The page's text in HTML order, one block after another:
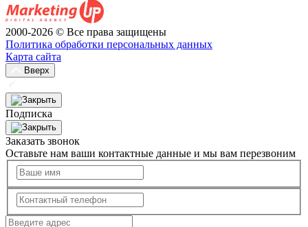
2000-2026 © Все права защищены
Политика обработки персональных данных
Карта сайта
Вверх
Подписка
Заказать звонок
Оставьте нам ваши контактные данные и мы вам перезвоним